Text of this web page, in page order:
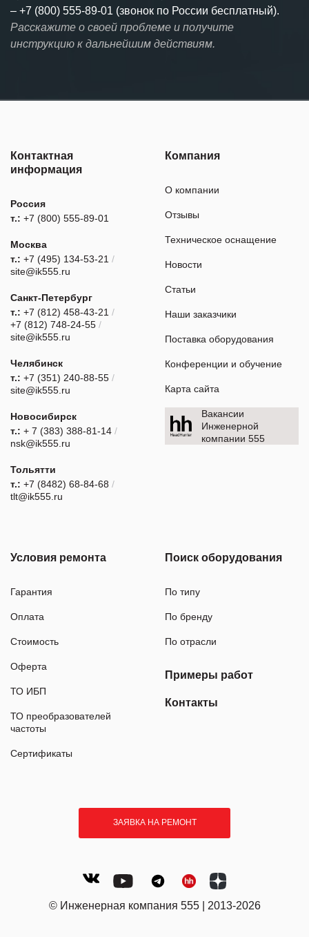
– +7 (800) 555-89-01 (звонок по России бесплатный).
Расскажите о своей проблеме и получите
инструкцию к дальнейшим действиям.
Контактная
информация
Россия
т.: +7 (800) 555-89-01
Москва
т.: +7 (495) 134-53-21 /
site@ik555.ru
Санкт-Петербург
т.: +7 (812) 458-43-21 /
+7 (812) 748-24-55 /
site@ik555.ru
Челябинск
т.: +7 (351) 240-88-55 /
site@ik555.ru
Новосибирск
т.: + 7 (383) 388-81-14 /
nsk@ik555.ru
Тольятти
т.: +7 (8482) 68-84-68 /
tlt@ik555.ru
Компания
О компании
Отзывы
Техническое оснащение
Новости
Статьи
Наши заказчики
Поставка оборудования
Конференции и обучение
Карта сайта
Вакансии
Инженерной
компании 555
Условия ремонта
Гарантия
Оплата
Стоимость
Оферта
ТО ИБП
ТО преобразователей
частоты
Сертификаты
Поиск оборудования
По типу
По бренду
По отрасли
Примеры работ
Контакты
ЗАЯВКА НА РЕМОНТ
© Инженерная компания 555 | 2013-2026